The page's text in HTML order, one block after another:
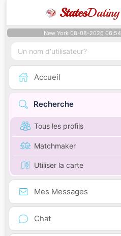
StatesDating
New York 08-08-2026 06:54
Accueil
Recherche
Tous les profils
Matchmaker
Utiliser la carte
Mes Messages
Chat